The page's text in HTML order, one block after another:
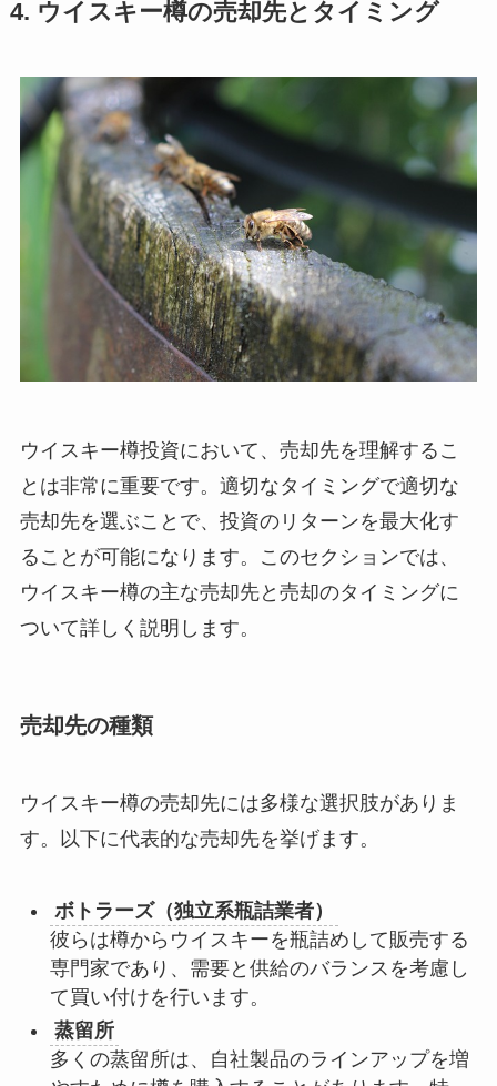
4. ウイスキー樽の売却先とタイミング
ウイスキー樽投資において、売却先を理解するこ
とは非常に重要です。適切なタイミングで適切な
売却先を選ぶことで、投資のリターンを最大化す
ることが可能になります。このセクションでは、
ウイスキー樽の主な売却先と売却のタイミングに
ついて詳しく説明します。
売却先の種類
ウイスキー樽の売却先には多様な選択肢がありま
す。以下に代表的な売却先を挙げます。
ボトラーズ（独立系瓶詰業者）
彼らは樽からウイスキーを瓶詰めして販売する
専門家であり、需要と供給のバランスを考慮し
て買い付けを行います。
蒸留所
多くの蒸留所は、自社製品のラインアップを増